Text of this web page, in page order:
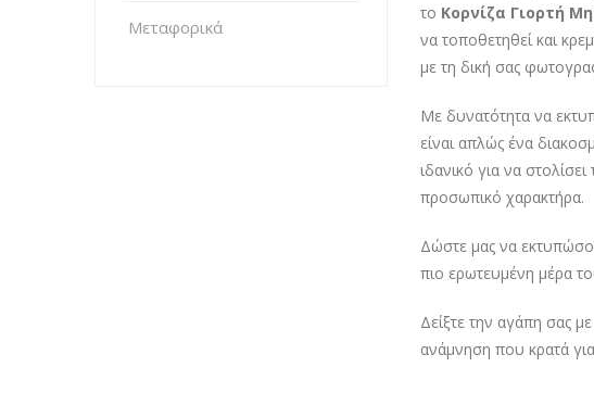
Μεταφορικά
το Κορνίζα Γιορτή
να τοποθετηθεί και
με τη δική σας
Με δυνατότητα να
είναι απλώς ένα
ιδανικό για να
προσωπικό χαρακτήρα.
Δώστε μας να
πιο ερωτευμένη μέρα
Δείξτε την αγάπη σας
ανάμνηση που κρατά